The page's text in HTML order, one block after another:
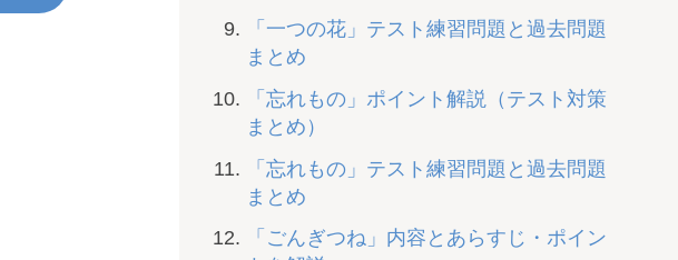
「一つの花」テスト練習問題と過去問題
まとめ
「忘れもの」ポイント解説（テスト対策
まとめ）
「忘れもの」テスト練習問題と過去問題
まとめ
「ごんぎつね」内容とあらすじ・ポイン